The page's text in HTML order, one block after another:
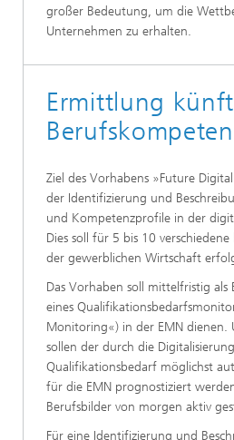
großer Bedeutung, um die
Unternehmen zu erhalten.
Ermittlung
Ziel des Vorhabens »Future
der Identifizierung und
und Kompetenzprofile in der
Dies soll für 5 bis 10
der gewerblichen Wirtschaft
Das Vorhaben soll mittelfristig als
eines
Monitoring«) in der EMN dienen.
sollen der durch die
Qualifikationsbedarf möglichst
für die EMN prognostiziert
Berufsbilder von morgen aktiv
Für eine Identifizierung und